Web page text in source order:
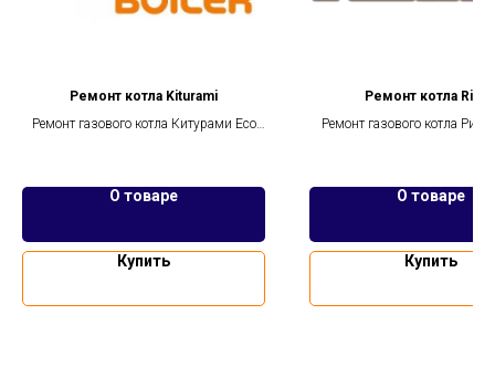
Ремонт котла Kiturami
Ремонт газового котла Китурами Eco
О товаре
Купить
Ремонт котла
Ремонт газового котла
О товаре
Купить